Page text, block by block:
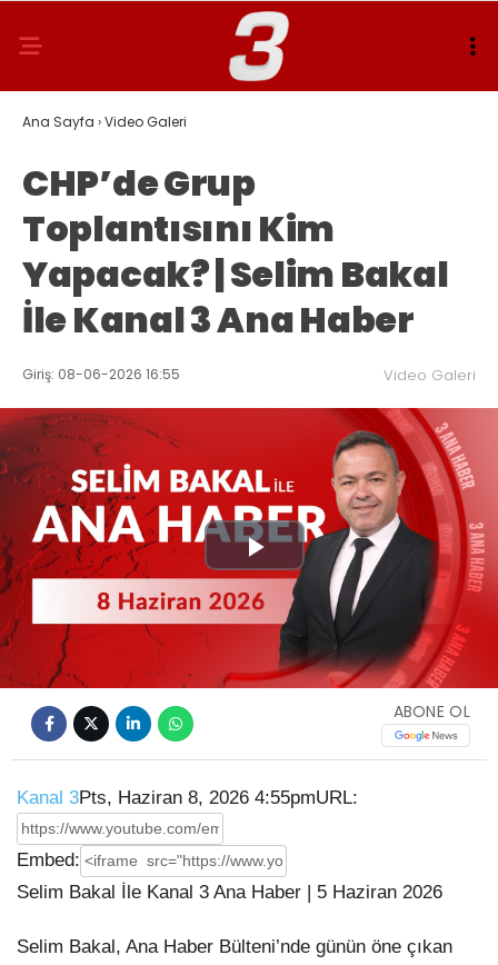
Ana Sayfa ›Video Galeri
CHP’de Grup
Toplantısını Kim
Yapacak? | Selim Bakal
İle Kanal 3 Ana Haber
Giriş: 08-06-2026 16:55 Video Galeri
Play
Video
ABONE OL
Kanal 3Pts, Haziran 8, 2026 4:55pmURL:
Embed:
Selim Bakal İle Kanal 3 Ana Haber | 5 Haziran 2026
Selim Bakal, Ana Haber Bülteni’nde günün öne çıkan